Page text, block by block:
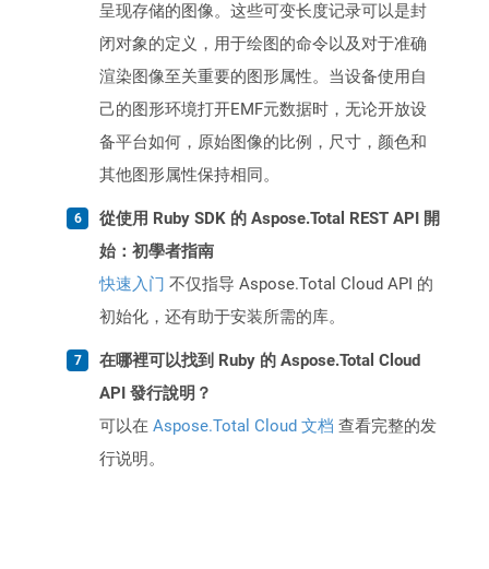
呈现存储的图像。这些可变长度记录可以是封
闭对象的定义，用于绘图的命令以及对于准确
渲染图像至关重要的图形属性。当设备使用自
己的图形环境打开EMF元数据时，无论开放设
备平台如何，原始图像的比例，尺寸，颜色和
其他图形属性保持相同。
從使用 Ruby SDK 的 Aspose.Total REST API 開
始：初學者指南
快速入门 不仅指导 Aspose.Total Cloud API 的
初始化，还有助于安装所需的库。
在哪裡可以找到 Ruby 的 Aspose.Total Cloud
API 發行說明？
可以在 Aspose.Total Cloud 文档 查看完整的发
行说明。